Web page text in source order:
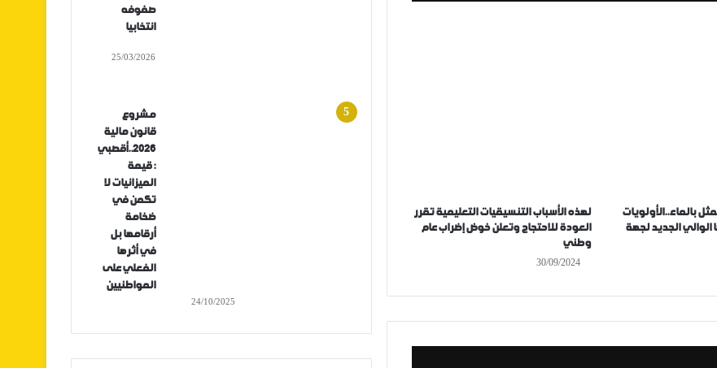
بالماء..الأولويات
الوالي الجديد لجهة
لهذه الأسباب التنسيقيات التعليمية تقرر
العودة للاحتجاج وتعلن خوض إضراب عام
وطني
30/09/2024
صفوفه
انتخابيا
25/03/2026
مشروع
قانون مالية
2026..أقصبي
: قيمة
الميزانيات لا
تكمن في
ضخامة
أرقامها بل
في أثرها
الفعلي على
المواطنيين
24/10/2025